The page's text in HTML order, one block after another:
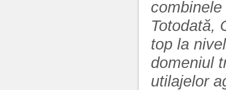
Totodată,
top la
domeniul
utilajelor